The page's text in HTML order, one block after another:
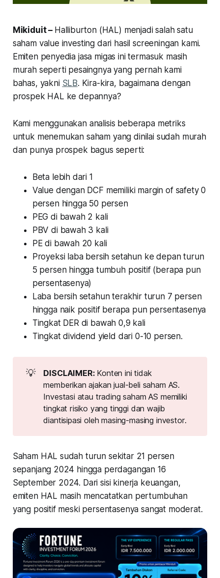
Mikiduit – Halliburton (HAL) menjadi salah satu
saham value investing dari hasil screeningan kami.
Emiten penyedia jasa migas ini termasuk masih
murah seperti pesaingnya yang pernah kami
bahas, yakni SLB. Kira-kira, bagaimana dengan
prospek HAL ke depannya?
Kami menggunakan analisis beberapa metriks
untuk menemukan saham yang dinilai sudah murah
dan punya prospek bagus seperti:
Beta lebih dari 1
Value dengan DCF memiliki margin of safety 0
persen hingga 50 persen
PEG di bawah 2 kali
PBV di bawah 3 kali
PE di bawah 20 kali
Proyeksi laba bersih setahun ke depan turun
5 persen hingga tumbuh positif (berapa pun
persentasenya)
Laba bersih setahun terakhir turun 7 persen
hingga naik positif berapa pun persentasenya
Tingkat DER di bawah 0,9 kali
Tingkat dividend yield dari 0-10 persen.
💡 DISCLAIMER: Konten ini tidak
memberikan ajakan jual-beli saham AS.
Investasi atau trading saham AS memiliki
tingkat risiko yang tinggi dan wajib
diantisipasi oleh masing-masing investor.
Saham HAL sudah turun sekitar 21 persen
sepanjang 2024 hingga perdagangan 16
September 2024. Dari sisi kinerja keuangan,
emiten HAL masih mencatatkan pertumbuhan
yang positif meski persentasenya sangat moderat.